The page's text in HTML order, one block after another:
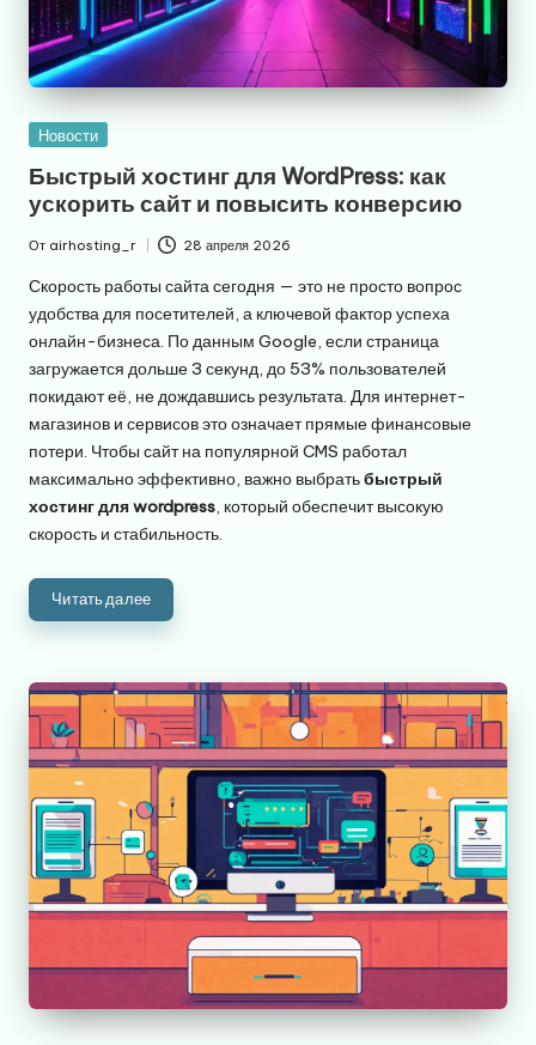
Опубликовано
Новости
Быстрый хостинг для WordPress: как
ускорить сайт и повысить конверсию
Запись
от
От airhosting_r 28 апреля 2026
Скорость работы сайта сегодня — это не просто вопрос
удобства для посетителей, а ключевой фактор успеха
онлайн-бизнеса. По данным Google, если страница
загружается дольше 3 секунд, до 53% пользователей
покидают её, не дождавшись результата. Для интернет-
магазинов и сервисов это означает прямые финансовые
потери. Чтобы сайт на популярной CMS работал
максимально эффективно, важно выбратьбыстрый
хостинг для wordpress, который обеспечит высокую
скорость и стабильность.
Читать далее